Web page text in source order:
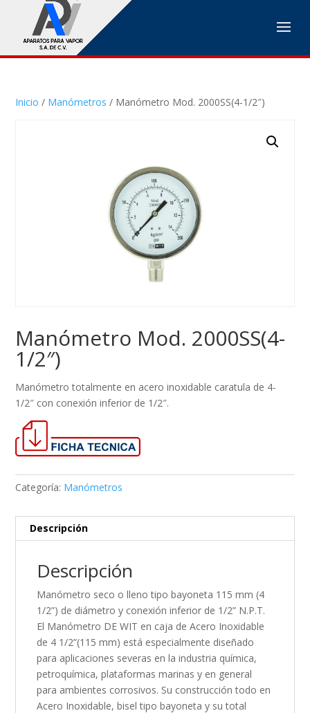
Inicio / Manómetros / Manómetro Mod. 2000SS(4-1/2″)
Manómetro Mod. 2000SS(4-
1/2″)
Manómetro totalmente en acero inoxidable caratula de 4-
1/2″ con conexión inferior de 1/2″.
Categoría: Manómetros
Descripción
Descripción
Manómetro seco o lleno tipo bayoneta 115 mm (4
1/2”) de diámetro y conexión inferior de 1/2” N.P.T.
El Manómetro DE WIT en caja de Acero Inoxidable
de 4 1/2”(115 mm) está especialmente diseñado
para aplicaciones severas en la industria química,
petroquímica, plataformas marinas y en general
para ambientes corrosivos. Su construcción todo en
Acero Inoxidable, bisel tipo bayoneta y su total